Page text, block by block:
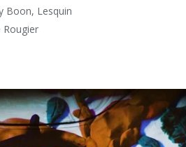
Boon, Lesquin
Rougier